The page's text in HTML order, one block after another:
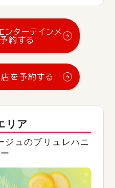
ターテインメ
約する
を予約する
リア
ジュのブリュレハニ
ー